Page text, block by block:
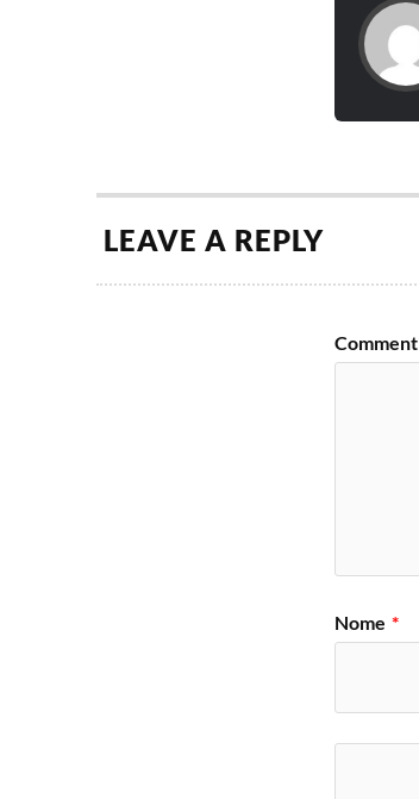
LEAVE A REPLY
Comment
Nome *